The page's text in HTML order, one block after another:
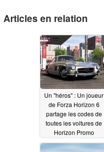
Articles en relation
Un "héros" : Un joueur
de Forza Horizon 6
partage les codes de
toutes les voitures de
Horizon Promo
06/10/2026